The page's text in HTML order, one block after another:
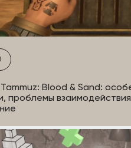
Blood & Sand:
проблемы